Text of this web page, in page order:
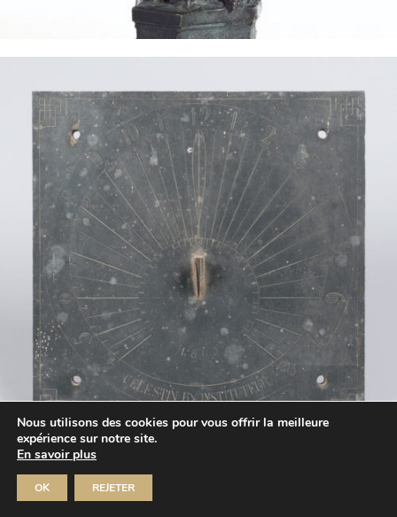
Nous utilisons des cookies pour vous offrir la meilleure
expérience sur notre site.
En savoir plus
OK REJETER